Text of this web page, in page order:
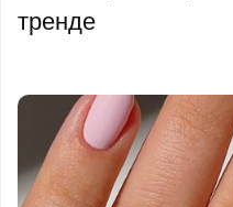
тренде